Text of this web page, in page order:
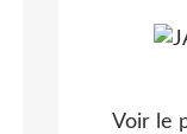
Voir le